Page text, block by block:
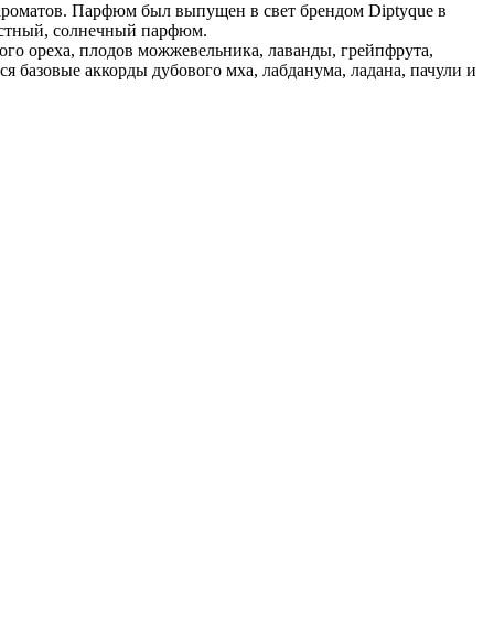
Парфюм был выпущен в свет брендом Diptyque в
солнечный парфюм.
ореха, плодов можжевельника, лаванды, грейпфрута,
аккорды дубового мха, лабданума, ладана, пачули и